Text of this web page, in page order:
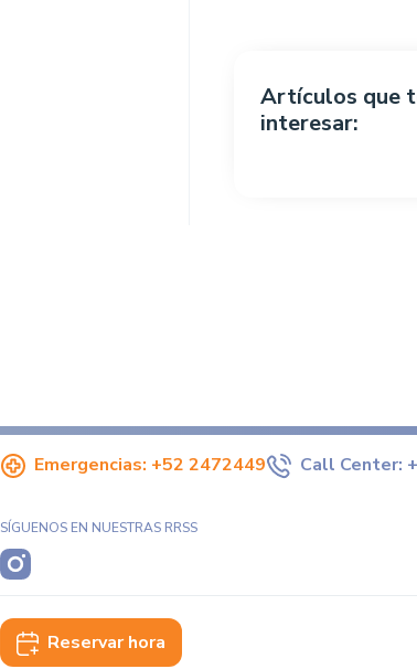
Artículos que
interesar:
Emergencias: +52 2472449 Call Center:
SÍGUENOS EN NUESTRAS RRSS
Reservar hora